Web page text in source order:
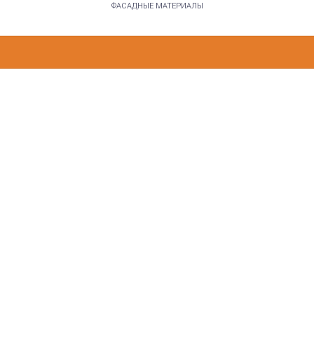
ФАСАДНЫЕ МАТЕРИАЛЫ